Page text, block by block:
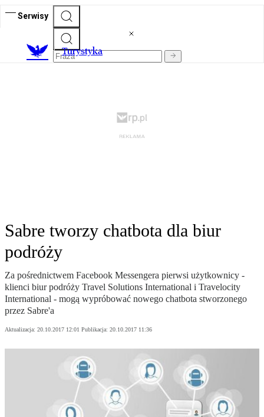
Serwisy
Turystyka
Sabre tworzy chatbota dla biur
podróży
Za pośrednictwem Facebook Messengera pierwsi użytkownicy -
klienci biur podróży Travel Solutions International i Travelocity
International - mogą wypróbować nowego chatbota stworzonego
przez Sabre'a
Aktualizacja: 20.10.2017 12:01 Publikacja: 20.10.2017 11:36